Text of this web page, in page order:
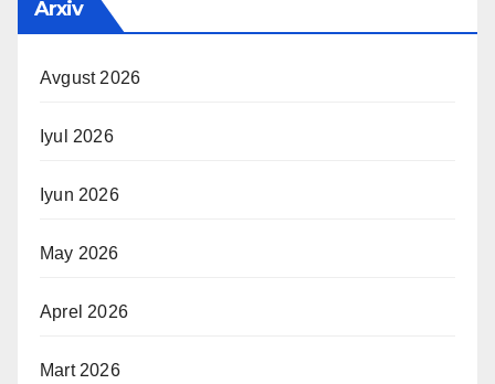
Arxiv
Avgust 2026
Iyul 2026
Iyun 2026
May 2026
Aprel 2026
Mart 2026